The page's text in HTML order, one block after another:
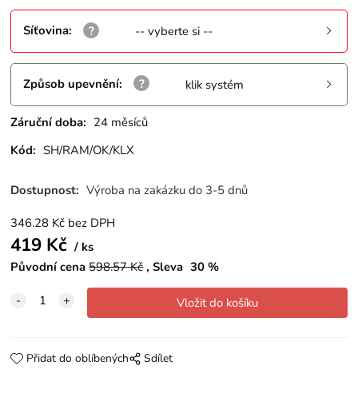
Síťovina: -- vyberte si --
Způsob upevnění: klik systém
Záruční doba: 24 měsíců
Kód: SH/RAM/OK/KLX
Dostupnost: Výroba na zakázku do 3-5 dnů
346.28 Kč bez DPH
419 Kč
ks
Původní cena 598.57Kč Sleva 30 %
Přidat do oblíbených Sdílet